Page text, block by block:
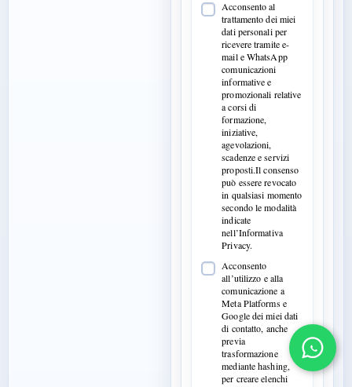
Acconsento al
trattamento dei miei
dati personali per
ricevere tramite e-
mail e WhatsApp
comunicazioni
informative e
promozionali relative
a corsi di
formazione,
iniziative,
agevolazioni,
scadenze e servizi
proposti.Il consenso
può essere revocato
in qualsiasi momento
secondo le modalità
indicate
nell’Informativa
Privacy.
Acconsento
all’utilizzo e alla
comunicazione a
Meta Platforms e
Google dei miei dati
di contatto, anche
previa
trasformazione
mediante hashing,
per creare elenchi